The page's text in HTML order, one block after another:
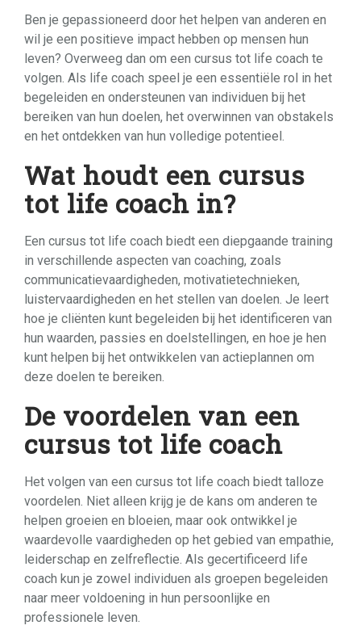
Ben je gepassioneerd door het helpen van anderen en
wil je een positieve impact hebben op mensen hun
leven? Overweeg dan om een cursus tot life coach te
volgen. Als life coach speel je een essentiële rol in het
begeleiden en ondersteunen van individuen bij het
bereiken van hun doelen, het overwinnen van obstakels
en het ontdekken van hun volledige potentieel.
Wat houdt een cursus
tot life coach in?
Een cursus tot life coach biedt een diepgaande training
in verschillende aspecten van coaching, zoals
communicatievaardigheden, motivatietechnieken,
luistervaardigheden en het stellen van doelen. Je leert
hoe je cliënten kunt begeleiden bij het identificeren van
hun waarden, passies en doelstellingen, en hoe je hen
kunt helpen bij het ontwikkelen van actieplannen om
deze doelen te bereiken.
De voordelen van een
cursus tot life coach
Het volgen van een cursus tot life coach biedt talloze
voordelen. Niet alleen krijg je de kans om anderen te
helpen groeien en bloeien, maar ook ontwikkel je
waardevolle vaardigheden op het gebied van empathie,
leiderschap en zelfreflectie. Als gecertificeerd life
coach kun je zowel individuen als groepen begeleiden
naar meer voldoening in hun persoonlijke en
professionele leven.